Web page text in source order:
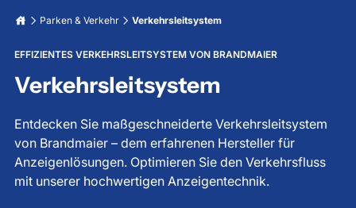
Bahn Anzeigetafel
Fahrgastinformation
Liedanzeige Kirche
Parken & Verkehr
Verkehrsleitsystem
Tiefgaragenbeleuchtung
Unfallfreie Tage Anzeige
Stoppuhr Großanzeige
Informationsanzeigen
Datum & Uhrzeit Anzeige
Wetterdatenanzeigen
LED Beleuchtung für Trinkwasserbehälter
Über uns
Karriere
Parken & Verkehr Verkehrsleitsystem
EFFIZIENTES VERKEHRSLEITSYSTEM VON BRANDMAIER
Verkehrsleitsystem
Entdecken Sie maßgeschneiderte Verkehrsleitsystem
von Brandmaier – dem erfahrenen Hersteller für
Anzeigenlösungen. Optimieren Sie den Verkehrsfluss
mit unserer hochwertigen Anzeigentechnik.